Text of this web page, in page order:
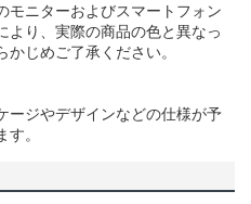
モニターおよびスマートフォン
より、実際の商品の色と異なっ
じめご了承ください。
ージやデザインなどの仕様が予
。